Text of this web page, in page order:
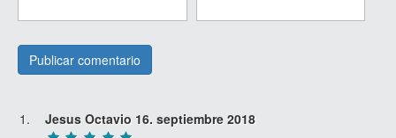
Jesus Octavio 16. septiembre 2018